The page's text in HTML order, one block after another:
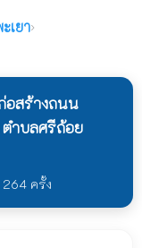
เยา›
อสร้างถนน
ตำบลศรีถ้อย
264 ครั้ง